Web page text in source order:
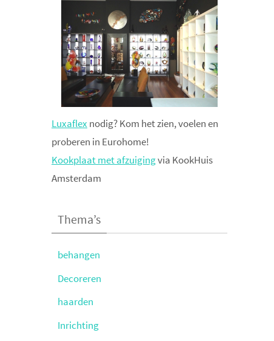
Luxaflex nodig? Kom het zien, voelen en
proberen in Eurohome!
Kookplaat met afzuigingvia KookHuis
Amsterdam
Thema’s
behangen
Decoreren
haarden
Inrichting